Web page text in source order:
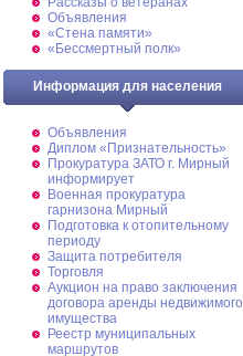
Объявления
«Стена памяти»
«Бессмертный полк»
Информация для населения
Объявления
Диплом «Признательность»
Прокуратура ЗАТО г. Мирный
информирует
Военная прокуратура
гарнизона Мирный
Подготовка к отопительному
периоду
Защита потребителя
Торговля
Аукцион на право заключения
договора аренды недвижимого
имущества
Реестр муниципальных
маршрутов